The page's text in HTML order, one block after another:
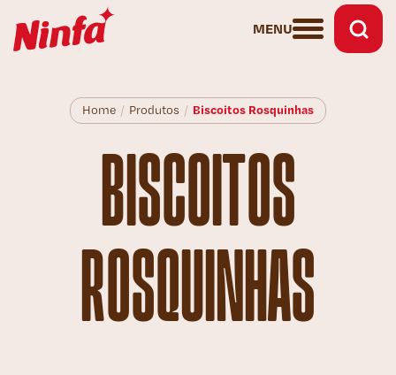
MENU
Home / Produtos / Biscoitos Rosquinhas
BISCOITOS
ROSQUINHAS